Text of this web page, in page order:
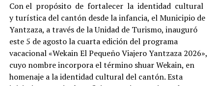
Con el propósito de fortalecer la identidad cultural
y turística del cantón desde la infancia, el Municipio de
Yantzaza, a través de la Unidad de Turismo, inauguró
este 5 de agosto la cuarta edición del programa
vacacional «Wekain El Pequeño Viajero Yantzaza 2026»,
cuyo nombre incorpora el término shuar Wekain, en
homenaje a la identidad cultural del cantón. Esta